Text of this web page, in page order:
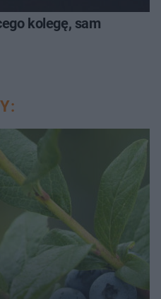
kolegę, sam